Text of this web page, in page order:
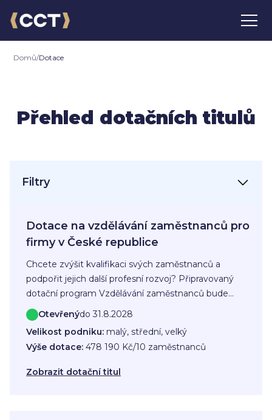
Domů/Dotace
Přehled dotačních titulů
Dotace na vzdělávání zaměstnanců pro
firmy v České republice
Chcete zvýšit kvalifikaci svých zaměstnanců a
podpořit jejich další profesní rozvoj? Připravovaný
dotační program Vzdělávání zaměstnanců bude
zaměřen na podporu zaměstnavatelů, kteří chtějí
rozvíjet dovednosti svých týmů prostřednictvím
různých vzdělávacích aktivit. Cílem programu je
podpořit zaměstnavatele při vzdělávání
zaměstnanců a pomoci jim zvyšovat odborné i
Otevřenýdo 31.8.2028
Velikost podniku: malý, střední, velký
Výše dotace: 478 190 Kč/10 zaměstnanců
Zobrazit dotační titul
Filtry